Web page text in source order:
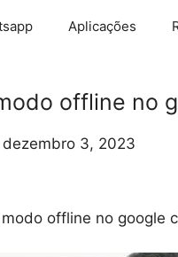
Aplicações
offline no
dezembro 3, 2023
offline no google